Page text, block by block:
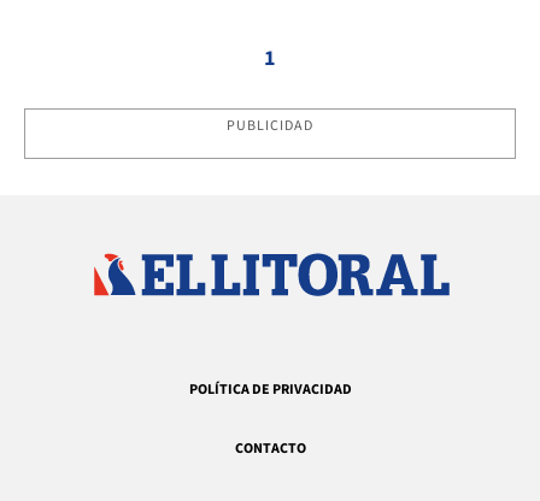
1
PUBLICIDAD
POLÍTICA DE PRIVACIDAD
CONTACTO